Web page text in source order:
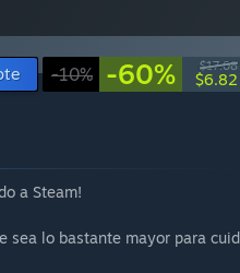
-10% -60% $17.08
$6.82
a Steam!
sea lo bastante mayor para